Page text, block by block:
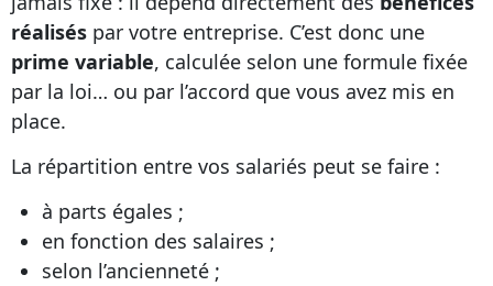
réalisés par votre entreprise. C’est donc une
prime variable, calculée selon une formule fixée
par la loi… ou par l’accord que vous avez mis en
place.
La répartition entre vos salariés peut se faire :
à parts égales ;
en fonction des salaires ;
selon l’ancienneté ;